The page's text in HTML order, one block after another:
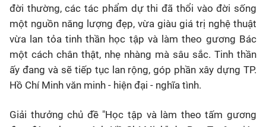
đời thường, các tác phẩm dự thi đã thổi vào đời sống
một nguồn năng lượng đẹp, vừa giàu giá trị nghệ thuật
vừa lan tỏa tinh thần học tập và làm theo gương Bác
một cách chân thật, nhẹ nhàng mà sâu sắc. Tinh thần
ấy đang và sẽ tiếp tục lan rộng, góp phần xây dựng TP.
Hồ Chí Minh văn minh - hiện đại - nghĩa tình.
Giải thưởng chủ đề "Học tập và làm theo tấm gương